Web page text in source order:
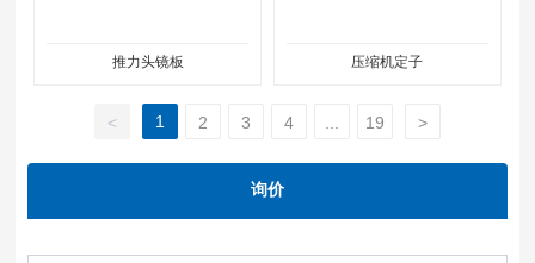
推力头镜板 压缩机定子
< 1 2 3 4 ... 19 >
询价